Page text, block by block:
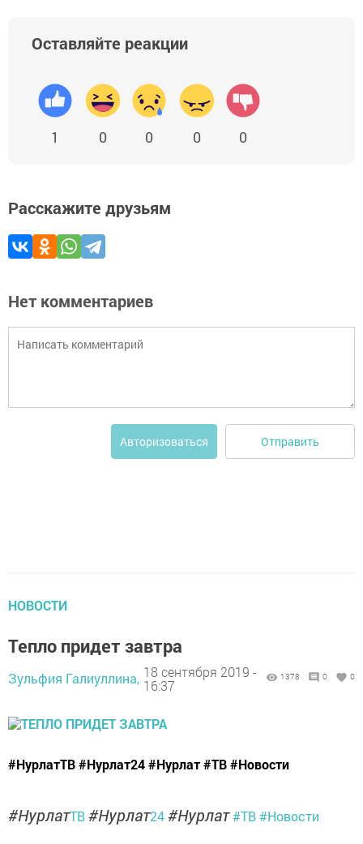
Оставляйте реакции
1 0 0 0 0
Расскажите друзьям
Нет комментариев
Авторизоваться Отправить
НОВОСТИ
Тепло придет завтра
Зульфия Галиуллина, 18 сентября 2019 -
16:37
1378 0 0
#НурлатТВ #Нурлат24 #Нурлат #ТВ #Новости
#НурлатТВ#Нурлат24#Нурлат#ТВ#Новости